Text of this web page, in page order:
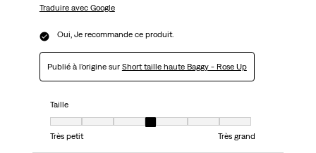
Traduire avec Google
Oui, Je recommande ce produit.
Publié à l'origine sur Short taille haute Baggy - Rose Up
Taille
Taille, 4 sur 7, où 1 est égal à Très petit et 7 est égal à Très grand
Très petit
Très grand